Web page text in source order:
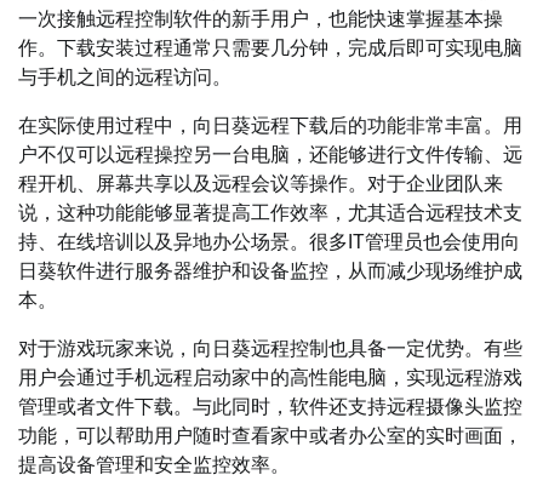
一次接触远程控制软件的新手用户，也能快速掌握基本操
作。下载安装过程通常只需要几分钟，完成后即可实现电脑
与手机之间的远程访问。
在实际使用过程中，向日葵远程下载后的功能非常丰富。用
户不仅可以远程操控另一台电脑，还能够进行文件传输、远
程开机、屏幕共享以及远程会议等操作。对于企业团队来
说，这种功能能够显著提高工作效率，尤其适合远程技术支
持、在线培训以及异地办公场景。很多IT管理员也会使用向
日葵软件进行服务器维护和设备监控，从而减少现场维护成
本。
对于游戏玩家来说，向日葵远程控制也具备一定优势。有些
用户会通过手机远程启动家中的高性能电脑，实现远程游戏
管理或者文件下载。与此同时，软件还支持远程摄像头监控
功能，可以帮助用户随时查看家中或者办公室的实时画面，
提高设备管理和安全监控效率。